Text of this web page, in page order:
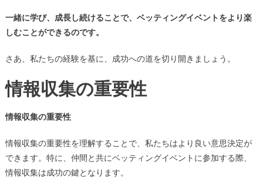
一緒に学び、成長し続けることで、ベッティングイベントをより楽
しむことができるのです。
さあ、私たちの経験を基に、成功への道を切り開きましょう。
情報収集の重要性
情報収集の重要性
情報収集の重要性を理解することで、私たちはより良い意思決定が
できます。特に、仲間と共にベッティングイベントに参加する際、
情報収集は成功の鍵となります。